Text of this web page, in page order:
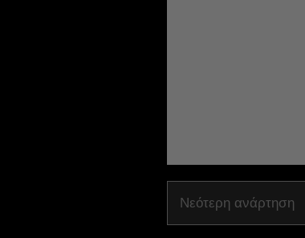
Νεότερη ανάρτηση